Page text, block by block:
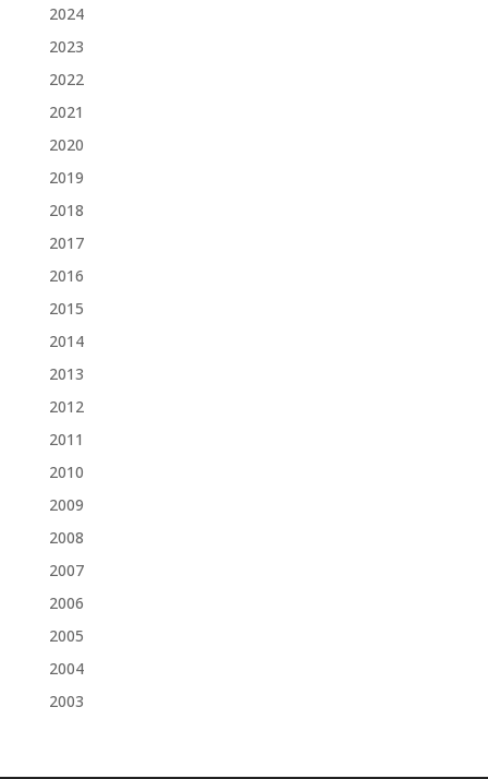
2024
2023
2022
2021
2020
2019
2018
2017
2016
2015
2014
2013
2012
2011
2010
2009
2008
2007
2006
2005
2004
2003